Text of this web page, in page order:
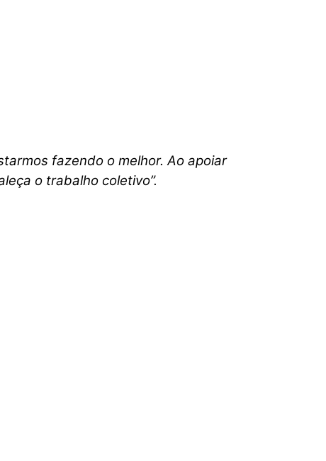
fazendo o melhor. Ao apoiar
o trabalho coletivo”.